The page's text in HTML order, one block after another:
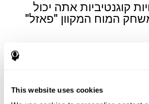
This website uses cookies
קוגנטיביות אתה יכול
המוח המקוון "פאזל"
שאתה יכול לשפר עם משחק מוח זה הם:
זכירת התמונה המקורית או את הצעדין